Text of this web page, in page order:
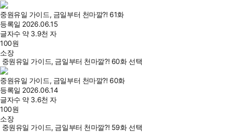
중원유일 가이드, 금일부터 천마깔?! 61화
등록일 2026.06.15
글자수 약 3.9천 자
100원
소장
중원유일 가이드, 금일부터 천마깔?! 60화 선택
중원유일 가이드, 금일부터 천마깔?! 60화
등록일 2026.06.14
글자수 약 3.6천 자
100원
소장
중원유일 가이드, 금일부터 천마깔?! 59화 선택